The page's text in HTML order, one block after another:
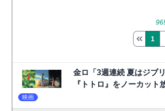
1
金ロ「3週連続 夏はジブ
『トトロ』をノーカット
映画